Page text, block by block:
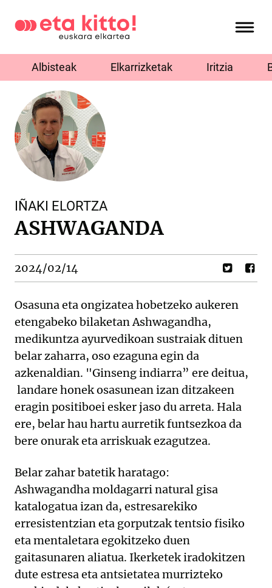
Albisteak Elkarrizketak Iritzia
IÑAKI ELORTZA
ASHWAGANDA
2024/02/14
Osasuna eta ongizatea hobetzeko aukeren
etengabeko bilaketan Ashwagandha,
medikuntza ayurvedikoan sustraiak dituen
belar zaharra, oso ezaguna egin da
azkenaldian. "Ginseng indiarra” ere deitua,
landare honek osasunean izan ditzakeen
eragin positiboei esker jaso du arreta. Hala
ere, belar hau hartu aurretik funtsezkoa da
bere onurak eta arriskuak ezagutzea.
Belar zahar batetik haratago:
Ashwagandha moldagarri natural gisa
katalogatua izan da, estresarekiko
erresistentzian eta gorputzak tentsio fisiko
eta mentaletara egokitzeko duen
gaitasunaren aliatua. Ikerketek iradokitzen
dute estresa eta antsietatea murrizteko